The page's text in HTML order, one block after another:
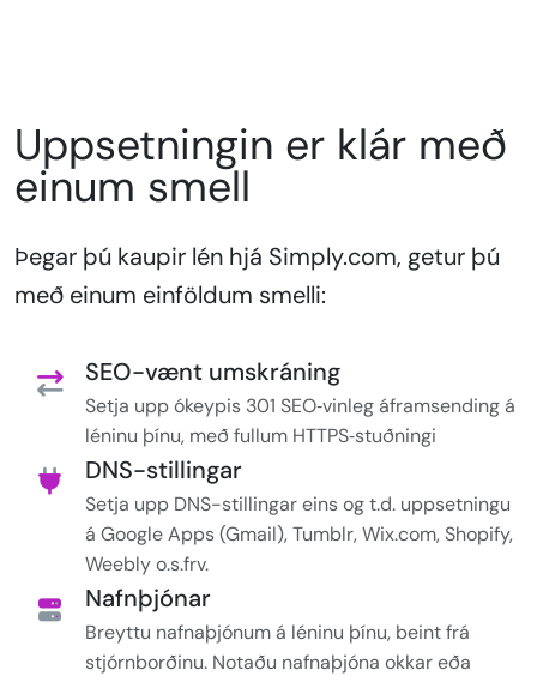
Uppsetningin er klár með
einum smell
Þegar þú kaupir lén hjá Simply.com, getur þú
með einum einföldum smelli:
SEO-vænt umskráning
Setja upp ókeypis 301 SEO‑vinleg áframsending á
léninu þínu, með fullum HTTPS‑stuðningi
DNS-stillingar
Setja upp DNS-stillingar eins og t.d. uppsetningu
á Google Apps (Gmail), Tumblr, Wix.com, Shopify,
Weebly o.s.frv.
Nafnþjónar
Breyttu nafnaþjónum á léninu þínu, beint frá
stjórnborðinu. Notaðu nafnaþjóna okkar eða